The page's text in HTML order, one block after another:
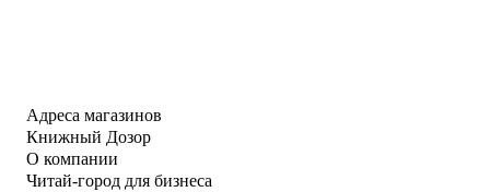
Адреса магазинов
Книжный Дозор
О компании
Читай-город для бизнеса